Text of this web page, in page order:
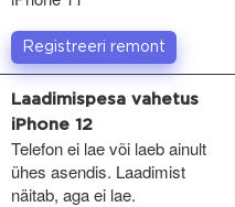
Registreeri remont
Laadimispesa vahetus
iPhone 12
Telefon ei lae või laeb ainult
ühes asendis. Laadimist
näitab, aga ei lae.